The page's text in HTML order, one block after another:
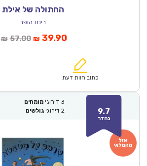
החתולה של אילת
רינת הופר
₪ 57.00המחיר
₪57.00.
₪ 39.90המחיר
הוא:
כתוב חוות דעת
9.7
נהדר
3 דירוגי מומחים
2 דירוגי גולשים